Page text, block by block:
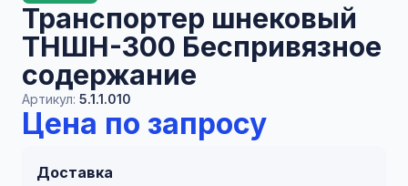
Транспортер шнековый
ТНШН-300 Беспривязное
содержание
Артикул: 5.1.1.010
Цена по запросу
Доставка